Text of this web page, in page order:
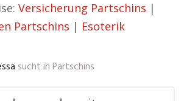
Versicherung Partschins |
Partschins | Esoterik
sucht in Partschins